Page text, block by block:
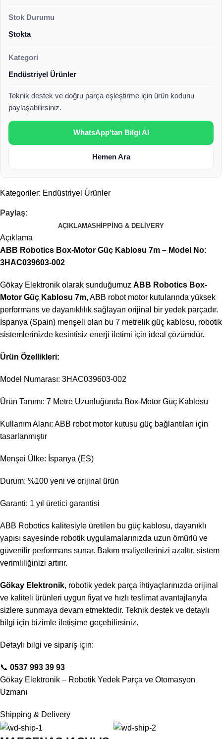
Stok Durumu
Stokta
Kategori
Endüstriyel Ürünler
Teknik destek ve doğru parça eşleştirme için ürün kodunu
paylaşabilirsiniz.
WhatsApp'tan Bilgi Al
Hemen Ara
Kategoriler: Endüstriyel Ürünler
Paylaş:
AÇIKLAMASHIPPING & DELIVERY
Açıklama
ABB Robotics Box-Motor Güç Kablosu 7m – Model No:
3HAC039603-002
Gökay Elektronik olarak sunduğumuz ABB Robotics Box-
Motor Güç Kablosu 7m, ABB robot motor kutularında yüksek
performans ve dayanıklılık sağlayan orijinal bir yedek parçadır.
İspanya (Spain) menşeli olan bu 7 metrelik güç kablosu, robotik
sistemlerinizde kesintisiz enerji iletimi için ideal çözümdür.
Ürün Özellikleri:
Model Numarası: 3HAC039603-002
Ürün Tanımı: 7 Metre Uzunluğunda Box-Motor Güç Kablosu
Kullanım Alanı: ABB robot motor kutusu güç bağlantıları için
tasarlanmıştır
Menşei Ülke: İspanya (ES)
Durum: %100 yeni ve orijinal ürün
Garanti: 1 yıl üretici garantisi
ABB Robotics kalitesiyle üretilen bu güç kablosu, dayanıklı
yapısı sayesinde robotik uygulamalarınızda uzun ömürlü ve
güvenilir performans sunar. Bakım maliyetlerinizi azaltır, sistem
verimliliğinizi artırır.
Gökay Elektronik, robotik yedek parça ihtiyaçlarınızda orijinal
ve kaliteli ürünleri uygun fiyat ve hızlı teslimat avantajlarıyla
sizlere sunmaya devam etmektedir. Teknik destek ve detaylı
bilgi için bizimle iletişime geçebilirsiniz.
Detaylı bilgi ve sipariş için:
📞 0537 993 39 93
Gökay Elektronik – Robotik Yedek Parça ve Otomasyon
Uzmanı
Shipping & Delivery